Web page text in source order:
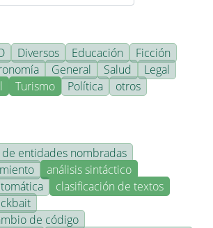
Diversos Educación
Ficción
General Salud
Legal
Turismo Política otros
entidades nombradas
análisis sintáctico
clasificación de textos
de código